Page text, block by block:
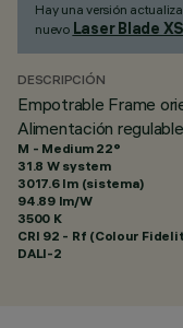
Hay una versión
nuevo Laser Blade XS
DESCRIPCIÓN
Empotrable Frame
Alimentación
M - Medium 22°
31.8 W system
3017.6 lm (sistema)
94.89 lm/W
3500 K
CRI 92 - Rf (Colour
DALI-2